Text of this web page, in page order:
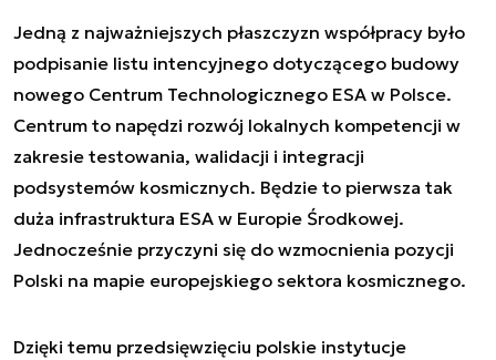
Jedną z najważniejszych płaszczyzn współpracy było
podpisanie listu intencyjnego dotyczącego budowy
nowego Centrum Technologicznego ESA w Polsce.
Centrum to napędzi rozwój lokalnych kompetencji w
zakresie testowania, walidacji i integracji
podsystemów kosmicznych. Będzie to pierwsza tak
duża infrastruktura ESA w Europie Środkowej.
Jednocześnie przyczyni się do wzmocnienia pozycji
Polski na mapie europejskiego sektora kosmicznego.
Dzięki temu przedsięwzięciu polskie instytucje